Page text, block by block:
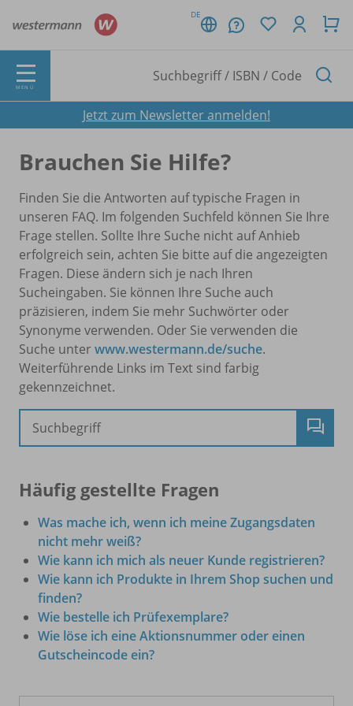
DE
MENÜ
Jetzt zum Newsletter anmelden!
Brauchen Sie Hilfe?
Finden Sie die Antworten auf typische Fragen in
unseren FAQ. Im folgenden Suchfeld können Sie Ihre
Frage stellen. Sollte Ihre Suche nicht auf Anhieb
erfolgreich sein, achten Sie bitte auf die angezeigten
Fragen. Diese ändern sich je nach Ihren
Sucheingaben. Sie können Ihre Suche auch
präzisieren, indem Sie mehr Suchwörter oder
Synonyme verwenden. Oder Sie verwenden die
Suche unter www.westermann.de/suche.
Weiterführende Links im Text sind farbig
gekennzeichnet.
Häufig gestellte Fragen
Was mache ich, wenn ich meine Zugangsdaten
nicht mehr weiß?
Wie kann ich mich als neuer Kunde registrieren?
Wie kann ich Produkte in Ihrem Shop suchen und
finden?
Wie bestelle ich Prüfexemplare?
Wie löse ich eine Aktionsnummer oder einen
Gutscheincode ein?